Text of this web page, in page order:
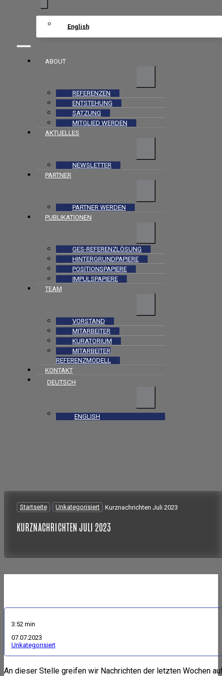
English
ABOUT
REFERENZEN
ENTSTEHUNG
SATZUNG
MITGLIED WERDEN
AKTUELLES
NEWSLETTER
PARTNER
PARTNER WERDEN
PUBLIKATIONEN
GES-REFERENZLÖSUNG
HINTERGRUNDPAPIERE
POSITIONSPAPIERE
IMPULSPAPIERE
TEAM
VORSTAND
MITARBEITER
KURATORIUM
MITARBEITER
REFERENZMODELL
KONTAKT
DEUTSCH
ENGLISH
Startseite / Unkategorisiert /Kurznachrichten Juli 2023
KURZNACHRICHTEN JULI 2023
3:52 min
07.07.2023
Unkategorisiert
An dieser Stelle greifen wir Nachrichten der letzten Wochen